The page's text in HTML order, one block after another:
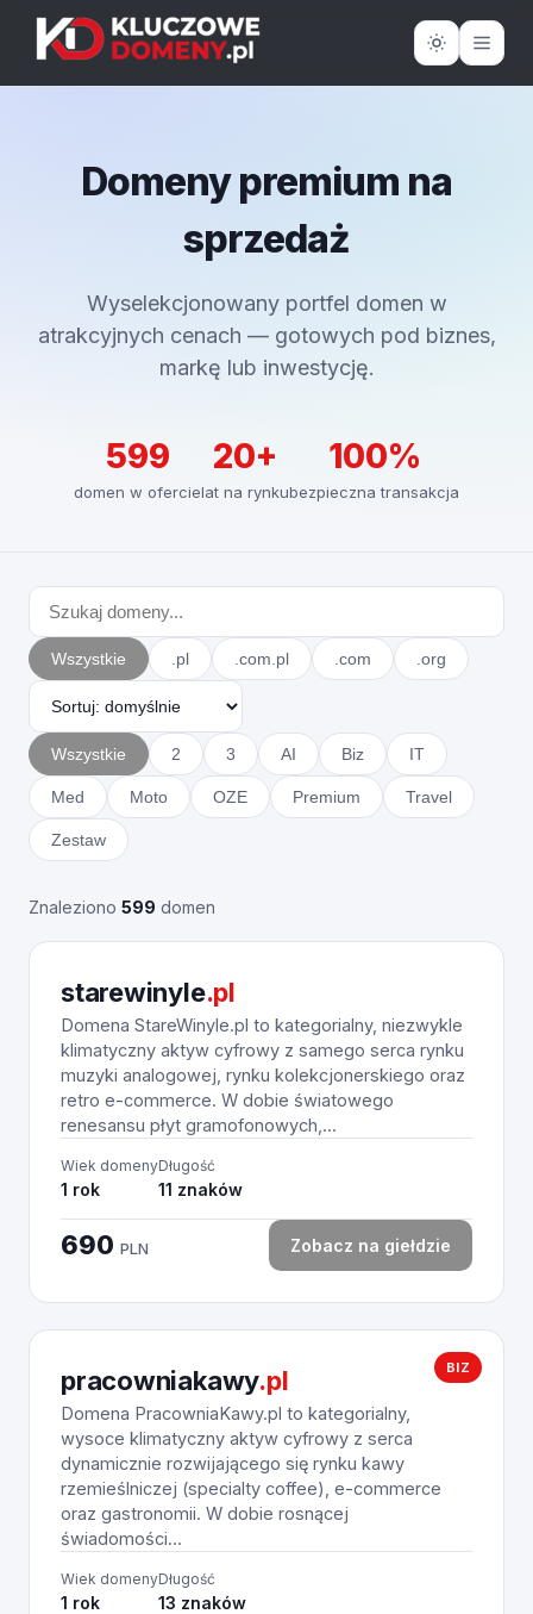
Domeny premium na
sprzedaż
Wyselekcjonowany portfel domen w
atrakcyjnych cenach — gotowych pod biznes,
markę lub inwestycję.
599
domen w ofercie
20+
lat na rynku
100%
bezpieczna transakcja
Wszystkie .pl .com.pl .com .org
Wszystkie 2 3 AI Biz IT
Med Moto OZE Premium Travel
Zestaw
Znaleziono 599 domen
starewinyle.pl
Domena StareWinyle.pl to kategorialny, niezwykle
klimatyczny aktyw cyfrowy z samego serca rynku
muzyki analogowej, rynku kolekcjonerskiego oraz
retro e-commerce. W dobie światowego
renesansu płyt gramofonowych,...
Wiek domeny
1 rok
Długość
11 znaków
690 PLN Zobacz na giełdzie
BIZ
pracowniakawy.pl
Domena PracowniaKawy.pl to kategorialny,
wysoce klimatyczny aktyw cyfrowy z serca
dynamicznie rozwijającego się rynku kawy
rzemieślniczej (specialty coffee), e-commerce
oraz gastronomii. W dobie rosnącej
świadomości...
Wiek domeny
1 rok
Długość
13 znaków